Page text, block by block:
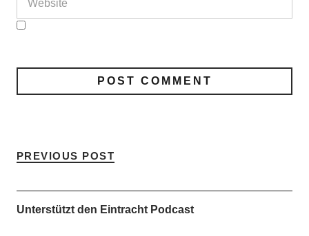
PREVIOUS POST
Unterstützt den Eintracht Podcast